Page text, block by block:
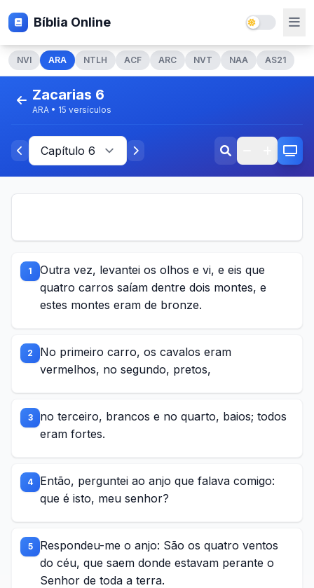
Bíblia Online
NVI ARA NTLH ACF ARC NVT NAA AS21
Zacarias 6
ARA • 15 versículos
1
Outra vez, levantei os olhos e vi, e eis que
quatro carros saíam dentre dois montes, e
estes montes eram de bronze.
2
No primeiro carro, os cavalos eram
vermelhos, no segundo, pretos,
3
no terceiro, brancos e no quarto, baios; todos
eram fortes.
4
Então, perguntei ao anjo que falava comigo:
que é isto, meu senhor?
5
Respondeu-me o anjo: São os quatro ventos
do céu, que saem donde estavam perante o
Senhor de toda a terra.